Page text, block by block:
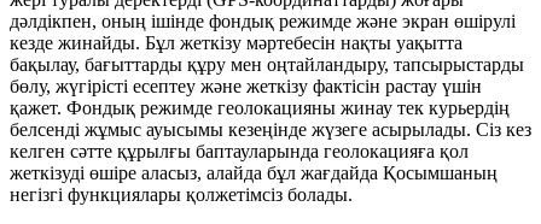
дәлдікпен, оның ішінде фондық режимде және экран өшірулі
кезде жинайды. Бұл жеткізу мәртебесін нақты уақытта
бақылау, бағыттарды құру мен оңтайландыру, тапсырыстарды
бөлу, жүгірісті есептеу және жеткізу фактісін растау үшін
қажет. Фондық режимде геолокацияны жинау тек курьердің
белсенді жұмыс ауысымы кезеңінде жүзеге асырылады. Сіз кез
келген сәтте құрылғы баптауларында геолокацияға қол
жеткізуді өшіре аласыз, алайда бұл жағдайда Қосымшаның
негізгі функциялары қолжетімсіз болады.